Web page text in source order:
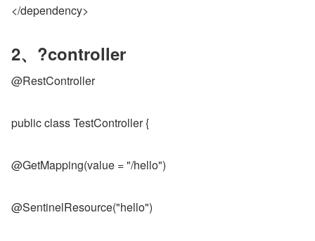
</dependency>
2、?controller
@RestController
public class TestController {
@GetMapping(value = "/hello")
@SentinelResource("hello")